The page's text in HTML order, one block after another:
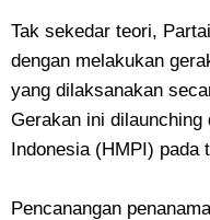
Tak sekedar teori,
dengan melakukan
yang dilaksanakan
Gerakan ini dilaunching
Indonesia (HMPI) pada
Pencanangan